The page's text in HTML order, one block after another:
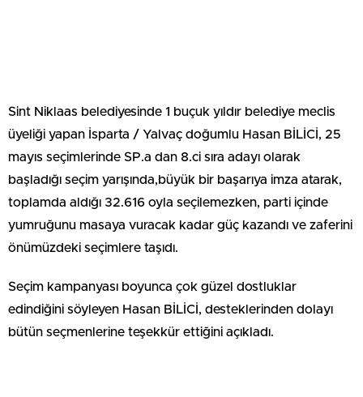
Sint Niklaas belediyesinde 1 buçuk yıldır belediye meclis
üyeliği yapan İsparta / Yalvaç doğumlu Hasan BİLİCİ, 25
mayıs seçimlerinde SP.a dan 8.ci sıra adayı olarak
başladığı seçim yarışında,büyük bir başarıya imza atarak,
toplamda aldığı 32.616 oyla seçilemezken, parti içinde
yumruğunu masaya vuracak kadar güç kazandı ve zaferini
önümüzdeki seçimlere taşıdı.
Seçim kampanyası boyunca çok güzel dostluklar
edindiğini söyleyen Hasan BİLİCİ, desteklerinden dolayı
bütün seçmenlerine teşekkür ettiğini açıkladı.